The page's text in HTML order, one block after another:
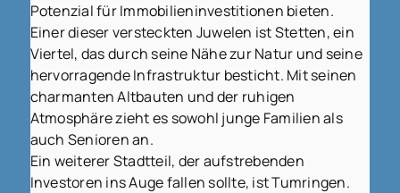
Potenzial für Immobilieninvestitionen bieten.
Einer dieser versteckten Juwelen ist Stetten, ein
Viertel, das durch seine Nähe zur Natur und seine
hervorragende Infrastruktur besticht. Mit seinen
charmanten Altbauten und der ruhigen
Atmosphäre zieht es sowohl junge Familien als
auch Senioren an.
Ein weiterer Stadtteil, der aufstrebenden
Investoren ins Auge fallen sollte, ist Tumringen.